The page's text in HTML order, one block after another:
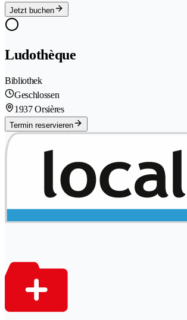
Jetzt buchen
Ludothèque
Bibliothek
Geschlossen
1937 Orsières
Termin reservieren